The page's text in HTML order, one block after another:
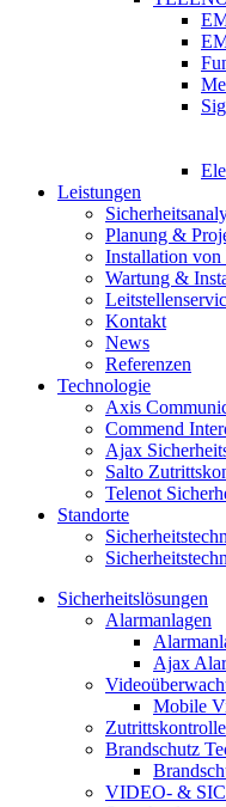
Leistungen
Planung &
Installation
Wartung &
Kontakt
News
Referenzen
Technologie
Axis
Commend
Ajax
Salto
Telenot
Standorte
Sicherheitslösungen
Alarmanlagen
Ajax
Mobile
Zutrittskontrolle
Brandschutz
VIDEO- &